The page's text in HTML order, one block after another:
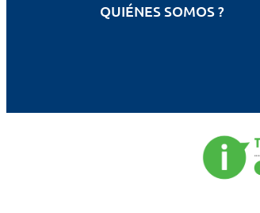
QUIÉNES SOMOS ?